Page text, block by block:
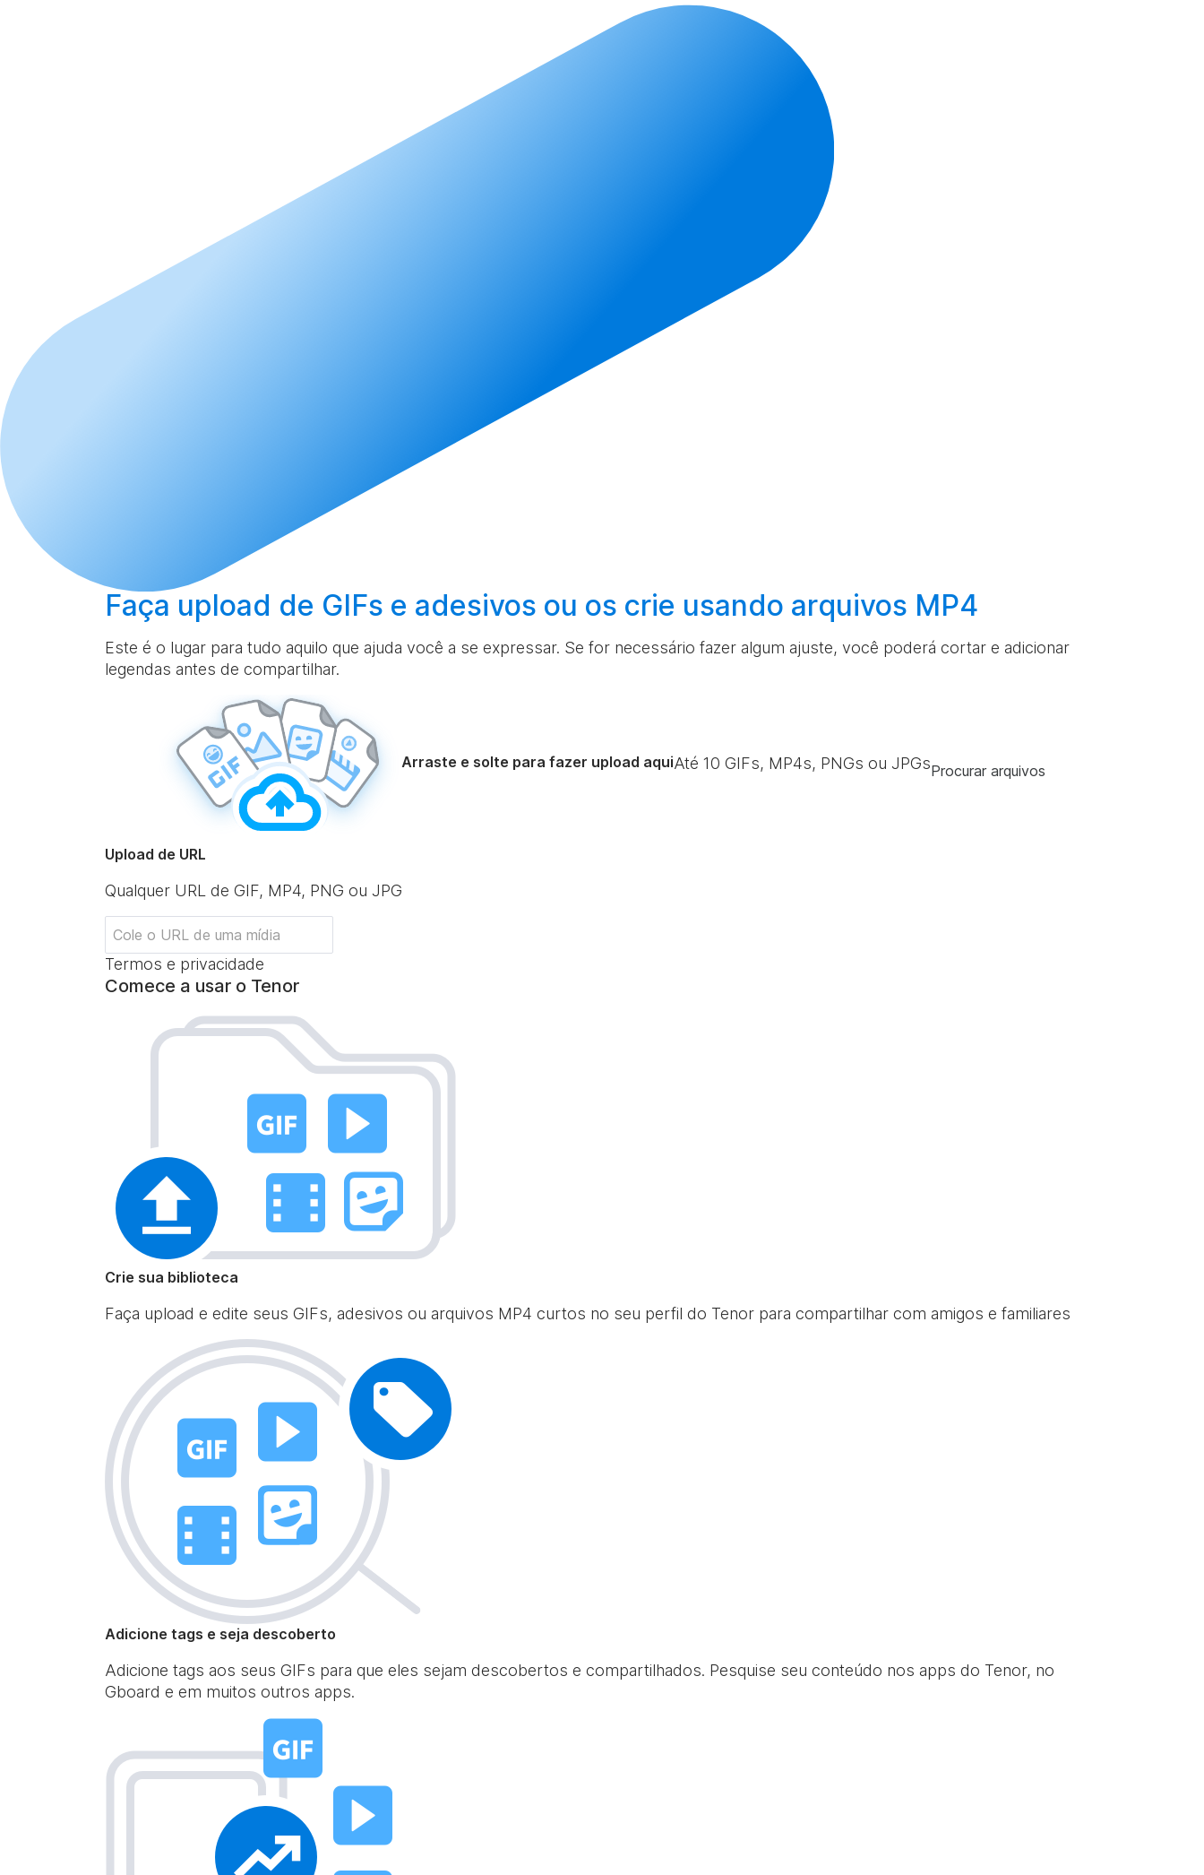
Faça upload de GIFs e adesivos ou os crie usando arquivos MP4
Este é o lugar para tudo aquilo que ajuda você a se expressar. Se for necessário fazer algum ajuste, você poderá cortar e adicionar
legendas antes de compartilhar.
Arraste e solte para fazer upload aquiAté 10 GIFs, MP4s, PNGs ou JPGsProcurar arquivos
Upload de URL
Qualquer URL de GIF, MP4, PNG ou JPG
Termos e privacidade
Comece a usar o Tenor
Crie sua biblioteca
Faça upload e edite seus GIFs, adesivos ou arquivos MP4 curtos no seu perfil do Tenor para compartilhar com amigos e familiares
Adicione tags e seja descoberto
Adicione tags aos seus GIFs para que eles sejam descobertos e compartilhados. Pesquise seu conteúdo nos apps do Tenor, no
Gboard e em muitos outros apps.